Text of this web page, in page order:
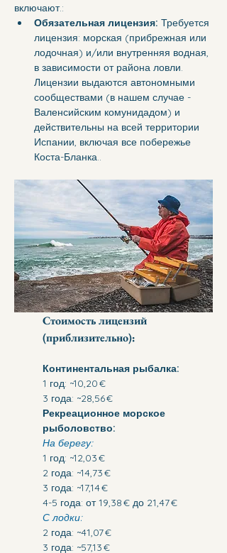
включают.:
Обязательная лицензия: Требуется
лицензия: морская (прибрежная или
лодочная) и/или внутренняя водная,
в зависимости от района ловли.
Лицензии выдаются автономными
сообществами (в нашем случае -
Валенсийским комунидадом) и
действительны на всей территории
Испании, включая все побережье
Коста-Бланка..
Стоимость лицензий
(приблизительно):
Континентальная рыбалка:
1 год: ~10,20 €
3 года: ~28,56 €
Рекреационное морское
рыболовство:
На берегу:
1 год: ~12,03 €
2 года: ~14,73 €
3 года: ~17,14 €
4-5 года: от 19,38 € до 21,47 €
С лодки:
2 года: ~41,07 €
3 года: ~57,13 €